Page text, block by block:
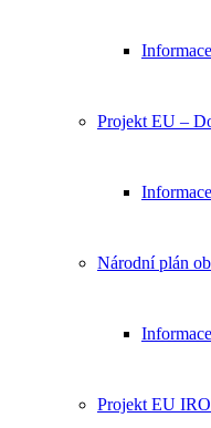
Informace
Projekt EU –
Informace
Národní plán
Informace
Projekt EU